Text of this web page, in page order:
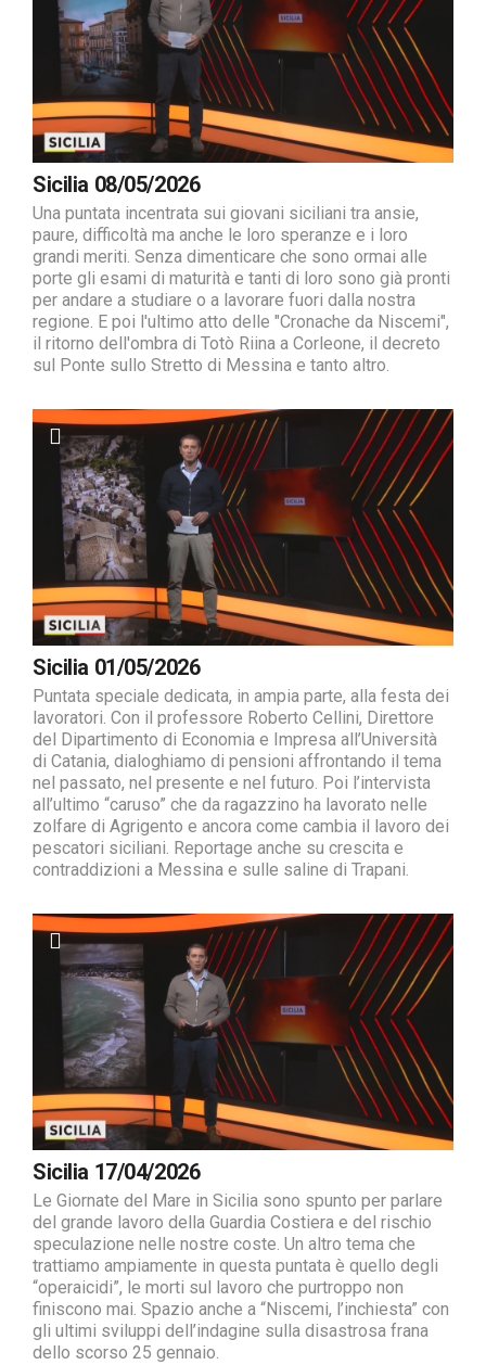
Sicilia 08/05/2026
Una puntata incentrata sui giovani siciliani tra ansie,
paure, difficoltà ma anche le loro speranze e i loro
grandi meriti. Senza dimenticare che sono ormai alle
porte gli esami di maturità e tanti di loro sono già pronti
per andare a studiare o a lavorare fuori dalla nostra
regione. E poi l'ultimo atto delle "Cronache da Niscemi",
il ritorno dell'ombra di Totò Riina a Corleone, il decreto
sul Ponte sullo Stretto di Messina e tanto altro.
Sicilia 01/05/2026
Puntata speciale dedicata, in ampia parte, alla festa dei
lavoratori. Con il professore Roberto Cellini, Direttore
del Dipartimento di Economia e Impresa all’Università
di Catania, dialoghiamo di pensioni affrontando il tema
nel passato, nel presente e nel futuro. Poi l’intervista
all’ultimo “caruso” che da ragazzino ha lavorato nelle
zolfare di Agrigento e ancora come cambia il lavoro dei
pescatori siciliani. Reportage anche su crescita e
contraddizioni a Messina e sulle saline di Trapani.
Sicilia 17/04/2026
Le Giornate del Mare in Sicilia sono spunto per parlare
del grande lavoro della Guardia Costiera e del rischio
speculazione nelle nostre coste. Un altro tema che
trattiamo ampiamente in questa puntata è quello degli
“operaicidi”, le morti sul lavoro che purtroppo non
finiscono mai. Spazio anche a “Niscemi, l’inchiesta” con
gli ultimi sviluppi dell’indagine sulla disastrosa frana
dello scorso 25 gennaio.